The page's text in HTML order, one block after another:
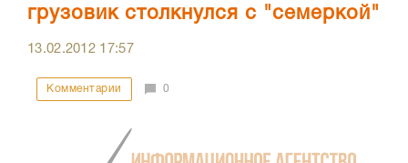
грузовик столкнулся с "семеркой"
13.02.2012 17:57
Комментарии 0